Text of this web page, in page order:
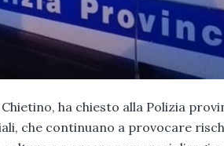
ha chiesto alla Polizia
che continuano a provocare